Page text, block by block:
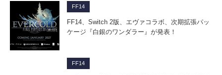
FF14
FF14、Switch 2版、エヴァコラボ、次期拡張パッ
ケージ『白銀のワンダラー』が発表！
FF14